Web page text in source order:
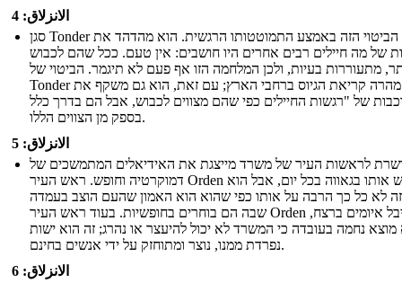
الانزلاق: 4
סגן Tonder מוציא הביטוי הזה באמצע התמוטטותו הרגשית. הוא מהדהד את
של מה חיילים רבים אחרים היו חושבים: אין טעם. ככל שהם לכבוש
מתעוררות בעיות, ולכן המלחמה הזו אף פעם לא תיגמר. הביטוי של
Tonder הופך מהרה קריאת הגיוס ברחבי הארץ; עם זאת, הוא גם משקף את
של "רגשות החיילים כפי שהם מצווים לכבוש, אבל הם בדרך כלל
בספק מן הצווים הללו.
الانزلاق: 5
לראשות העיר של משרד מייצגת את האידיאלים המתמשכים של
דמוקרטיה וחופש. ראש העיר Orden לובש אותו בגאווה בכל יום, אבל הוא
לא כל כך הרבה על אותו כפי שהוא הוא האמון שהעם הוצב בעמדה
שבה הם בוחרים בחופשיות. בעוד ראש העיר Orden הוא קיבל איומים ברצח,
מוצא נחמה בעובדה כי המשרד לא יכול להיעצר או נהרג; זה הוא ישות
נפרדת ממנו, נוצר ומתוחזק על ידי אנשים בחינם.
الانزلاق: 6